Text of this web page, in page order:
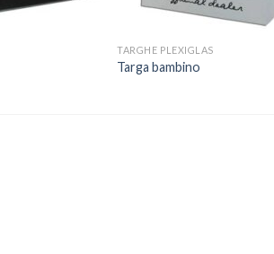
TARGHE PLEXIGLAS
Targa bambino